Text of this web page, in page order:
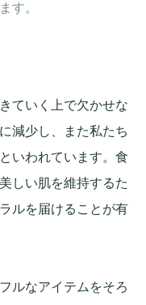
す。
ていく上で欠かせな
減少し、また私たち
いわれています。食
しい肌を維持するた
ルを届けることが有
ルなアイテムをそろ